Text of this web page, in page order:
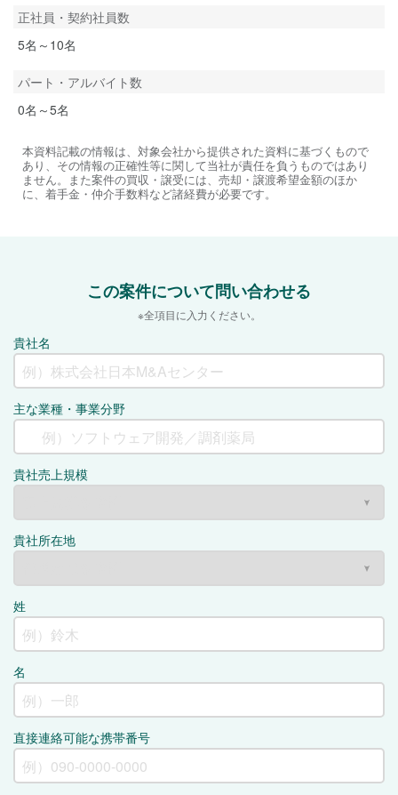
正社員・契約社員数
5名～10名
パート・アルバイト数
0名～5名
本資料記載の情報は、対象会社から提供された資料に基づくもので
あり、その情報の正確性等に関して当社が責任を負うものではあり
ません。また案件の買収・譲受には、売却・譲渡希望金額のほか
に、着手金・仲介手数料など諸経費が必要です。